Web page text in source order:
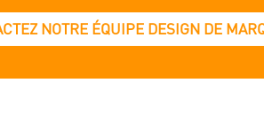
NOTRE ÉQUIPE DESIGN DE